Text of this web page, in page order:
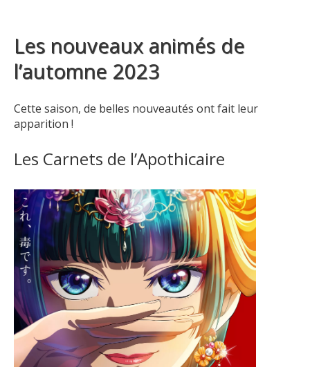
Les nouveaux animés de
l’automne 2023
Cette saison, de belles nouveautés ont fait leur
apparition !
Les Carnets de l’Apothicaire